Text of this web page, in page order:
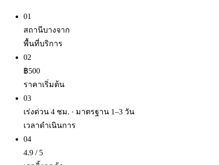
01
สถานีบางจาก
พื้นที่บริการ
02
฿500
ราคาเริ่มต้น
03
เร่งด่วน 4 ชม. · มาตรฐาน 1–3 วัน
เวลาดำเนินการ
04
4.9 / 5